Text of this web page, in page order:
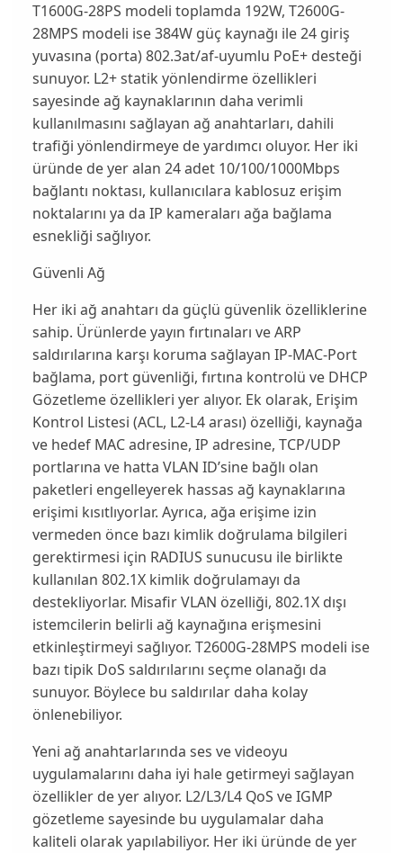
T1600G-28PS modeli toplamda 192W, T2600G-
28MPS modeli ise 384W güç kaynağı ile 24 giriş
yuvasına (porta) 802.3at/af-uyumlu PoE+ desteği
sunuyor. L2+ statik yönlendirme özellikleri
sayesinde ağ kaynaklarının daha verimli
kullanılmasını sağlayan ağ anahtarları, dahili
trafiği yönlendirmeye de yardımcı oluyor. Her iki
üründe de yer alan 24 adet 10/100/1000Mbps
bağlantı noktası, kullanıcılara kablosuz erişim
noktalarını ya da IP kameraları ağa bağlama
esnekliği sağlıyor.
Güvenli Ağ
Her iki ağ anahtarı da güçlü güvenlik özelliklerine
sahip. Ürünlerde yayın fırtınaları ve ARP
saldırılarına karşı koruma sağlayan IP-MAC-Port
bağlama, port güvenliği, fırtına kontrolü ve DHCP
Gözetleme özellikleri yer alıyor. Ek olarak, Erişim
Kontrol Listesi (ACL, L2-L4 arası) özelliği, kaynağa
ve hedef MAC adresine, IP adresine, TCP/UDP
portlarına ve hatta VLAN ID’sine bağlı olan
paketleri engelleyerek hassas ağ kaynaklarına
erişimi kısıtlıyorlar. Ayrıca, ağa erişime izin
vermeden önce bazı kimlik doğrulama bilgileri
gerektirmesi için RADIUS sunucusu ile birlikte
kullanılan 802.1X kimlik doğrulamayı da
destekliyorlar. Misafir VLAN özelliği, 802.1X dışı
istemcilerin belirli ağ kaynağına erişmesini
etkinleştirmeyi sağlıyor. T2600G-28MPS modeli ise
bazı tipik DoS saldırılarını seçme olanağı da
sunuyor. Böylece bu saldırılar daha kolay
önlenebiliyor.
Yeni ağ anahtarlarında ses ve videoyu
uygulamalarını daha iyi hale getirmeyi sağlayan
özellikler de yer alıyor. L2/L3/L4 QoS ve IGMP
gözetleme sayesinde bu uygulamalar daha
kaliteli olarak yapılabiliyor. Her iki üründe de yer